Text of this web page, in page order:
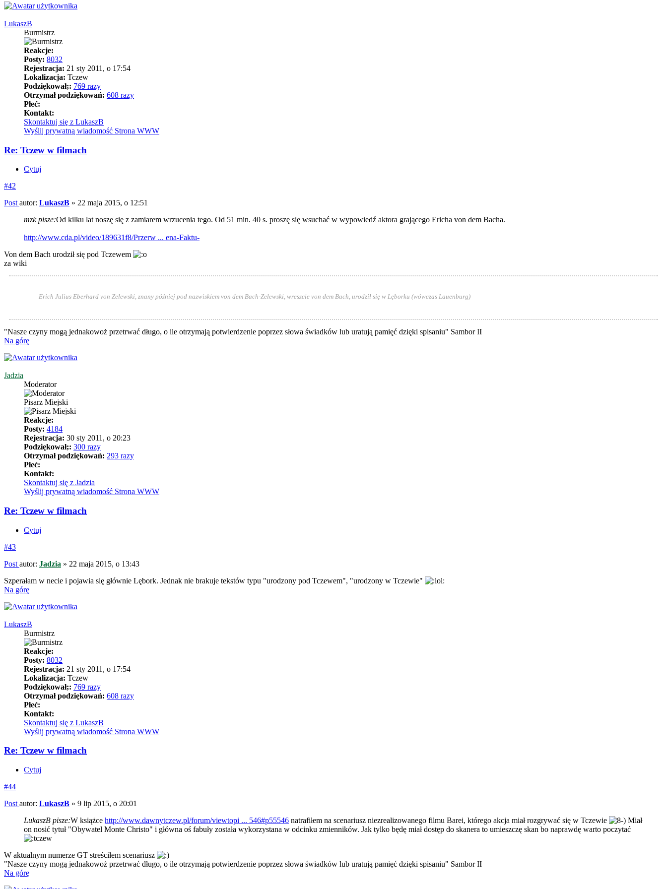
LukaszB
Burmistrz
Reakcje:
Posty: 8032
Rejestracja: 21 sty 2011, o 17:54
Lokalizacja: Tczew
Podziękował;: 769 razy
Otrzymał podziękowań: 608 razy
Płeć:
Kontakt:
Skontaktuj się z LukaszB
Wyślij prywatną wiadomość Strona WWW
Re: Tczew w filmach
Cytuj
#42
Post autor: LukaszB » 22 maja 2015, o 12:51
mzk pisze:Od kilku lat noszę się z zamiarem wrzucenia tego. Od 51 min. 40 s. proszę się wsuchać w wypowiedź aktora grającego Ericha von dem Bacha.
http://www.cda.pl/video/189631f8/Przerw ... ena-Faktu-
Von dem Bach urodził się pod Tczewem
za wiki
Erich Julius Eberhard von Zelewski, znany później pod nazwiskiem von dem Bach-Zelewski, wreszcie von dem Bach, urodził się w Lęborku (wówczas Lauenburg)
"Nasze czyny mogą jednakowoż przetrwać długo, o ile otrzymają potwierdzenie poprzez słowa świadków lub uratują pamięć dzięki spisaniu" Sambor II
Na górę
Jadzia
Moderator
Pisarz Miejski
Reakcje:
Posty: 4184
Rejestracja: 30 sty 2011, o 20:23
Podziękował;: 300 razy
Otrzymał podziękowań: 293 razy
Płeć:
Kontakt:
Skontaktuj się z Jadzia
Wyślij prywatną wiadomość Strona WWW
Re: Tczew w filmach
Cytuj
#43
Post autor: Jadzia » 22 maja 2015, o 13:43
Szperałam w necie i pojawia się głównie Lębork. Jednak nie brakuje tekstów typu "urodzony pod Tczewem", "urodzony w Tczewie"
Na górę
LukaszB
Burmistrz
Reakcje:
Posty: 8032
Rejestracja: 21 sty 2011, o 17:54
Lokalizacja: Tczew
Podziękował;: 769 razy
Otrzymał podziękowań: 608 razy
Płeć:
Kontakt:
Skontaktuj się z LukaszB
Wyślij prywatną wiadomość Strona WWW
Re: Tczew w filmach
Cytuj
#44
Post autor: LukaszB » 9 lip 2015, o 20:01
LukaszB pisze:W książce http://www.dawnytczew.pl/forum/viewtopi ... 546#p55546 natrafiłem na scenariusz niezrealizowanego filmu Barei, którego akcja miał rozgrywać się w Tczewie
Miał
on nosić tytuł "Obywatel Monte Christo" i główna oś fabuły została wykorzystana w odcinku zmienników. Jak tylko będę miał dostęp do skanera to umieszczę skan bo naprawdę warto poczytać
W aktualnym numerze GT streściłem scenariusz
"Nasze czyny mogą jednakowoż przetrwać długo, o ile otrzymają potwierdzenie poprzez słowa świadków lub uratują pamięć dzięki spisaniu" Sambor II
Na górę